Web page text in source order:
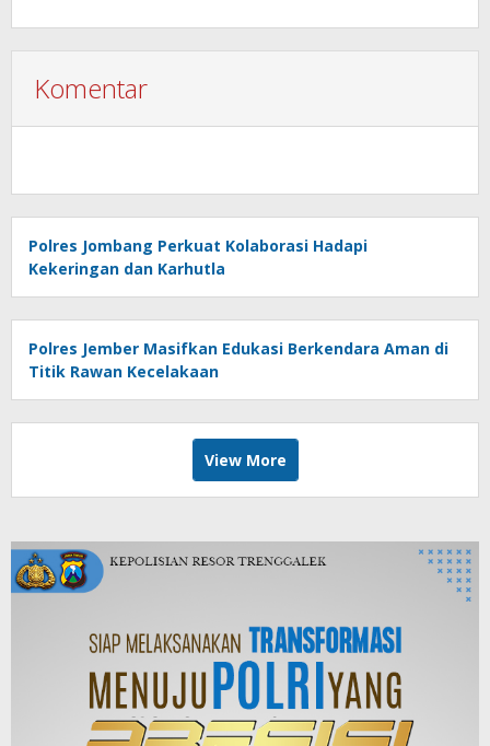
Komentar
Polres Jombang Perkuat Kolaborasi Hadapi
Kekeringan dan Karhutla
Polres Jember Masifkan Edukasi Berkendara Aman di
Titik Rawan Kecelakaan
View More